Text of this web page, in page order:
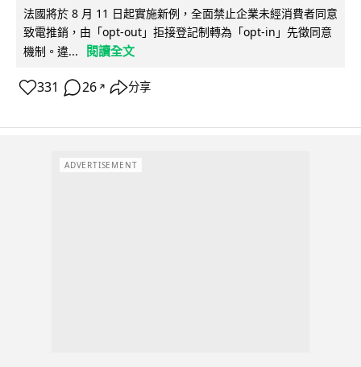
法國將於 8 月 11 日起實施新例，全面禁止企業未經消費者同意
致電推銷，由「opt-out」拒接登記制轉為「opt-in」先徵同意
機制。違...
閱讀全文
331 26 ↗ 分享
ADVERTISEMENT